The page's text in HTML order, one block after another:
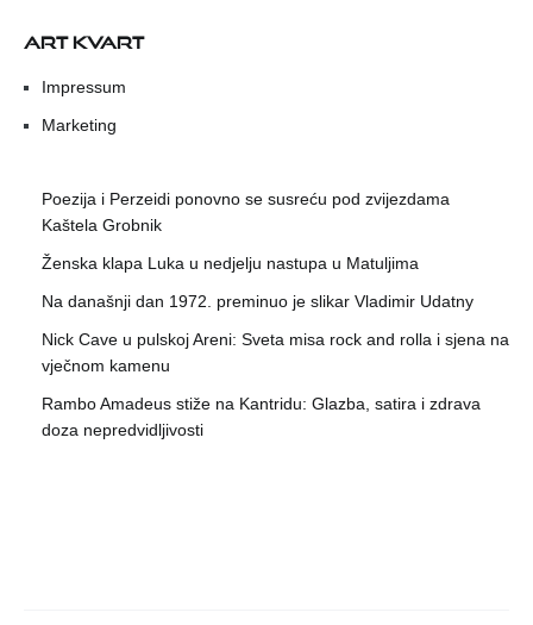
ART KVART
Impressum
Marketing
Poezija i Perzeidi ponovno se susreću pod zvijezdama
Kaštela Grobnik
Ženska klapa Luka u nedjelju nastupa u Matuljima
Na današnji dan 1972. preminuo je slikar Vladimir Udatny
Nick Cave u pulskoj Areni: Sveta misa rock and rolla i sjena na
vječnom kamenu
Rambo Amadeus stiže na Kantridu: Glazba, satira i zdrava
doza nepredvidljivosti